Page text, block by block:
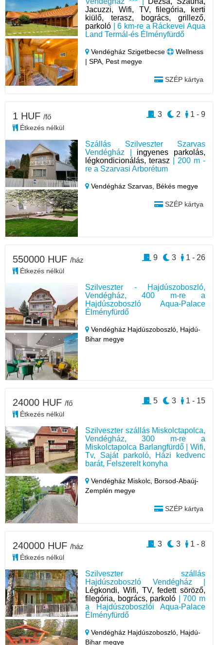
Jacuzzi, Wifi, TV, filegória, kerti
kiülő, terasz, bogrács, grillező,
parkoló | 6 km-re a Ráckevei Aqua
Land Termál-és Élményfürdő
Vendégház Szigetbecse
Wellness
| SPA, Pest megye
SZÉP kártya
Szállás Szilveszter Szarvas
Vendégház | ingyenes parkolás,
légkondicionálás, terasz | 200 m -
re a Szarvasi Arborétum
Vendégház Szarvas, Békés megye
SZÉP kártya
1 HUF /fő
Étkezés nélkül
1 - 9
2
3
Szilveszter - Hajdúszoboszló,
Vendégház, 400 m-re a
Hajdúszoboszló Aqua-Palace
Élményfürdő
Vendégház Hajdúszoboszló, Hajdú-
Bihar megye
550000 HUF /ház
Étkezés nélkül
1 - 26
3
9
Szilveszter szállás Miskolctapolca,
Vendégház, 300 m-re a
Miskolctapolca Barlangfürdő | Wifi,
Tv, Saját parkoló, Házi kedvenc
barát, Felszerelt konyha
Vendégház Miskolc, Borsod-Abaúj-
Zemplén megye
SZÉP kártya
24000 HUF /fő
Étkezés nélkül
1 - 15
3
5
Szilveszter szállás
Hajdúszoboszló Vendégház |
Légkondi, Wifi, TV, fedett söröző,
filegória, bogrács, parkoló | 700 m
a Hajdúszoboszlói Aqua-Palace
Élményfürdő
Vendégház Hajdúszoboszló, Hajdú-
Bihar megye
240000 HUF /ház
Étkezés nélkül
1 - 8
3
3